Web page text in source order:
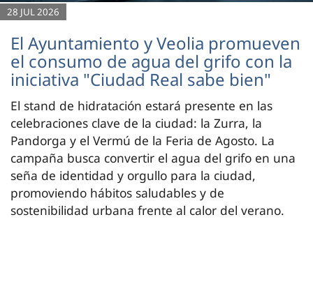
28 JUL 2026
El Ayuntamiento y Veolia promueven
el consumo de agua del grifo con la
iniciativa "Ciudad Real sabe bien"
El stand de hidratación estará presente en las
celebraciones clave de la ciudad: la Zurra, la
Pandorga y el Vermú de la Feria de Agosto. La
campaña busca convertir el agua del grifo en una
seña de identidad y orgullo para la ciudad,
promoviendo hábitos saludables y de
sostenibilidad urbana frente al calor del verano.